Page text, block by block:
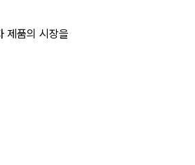
제품의 시장을